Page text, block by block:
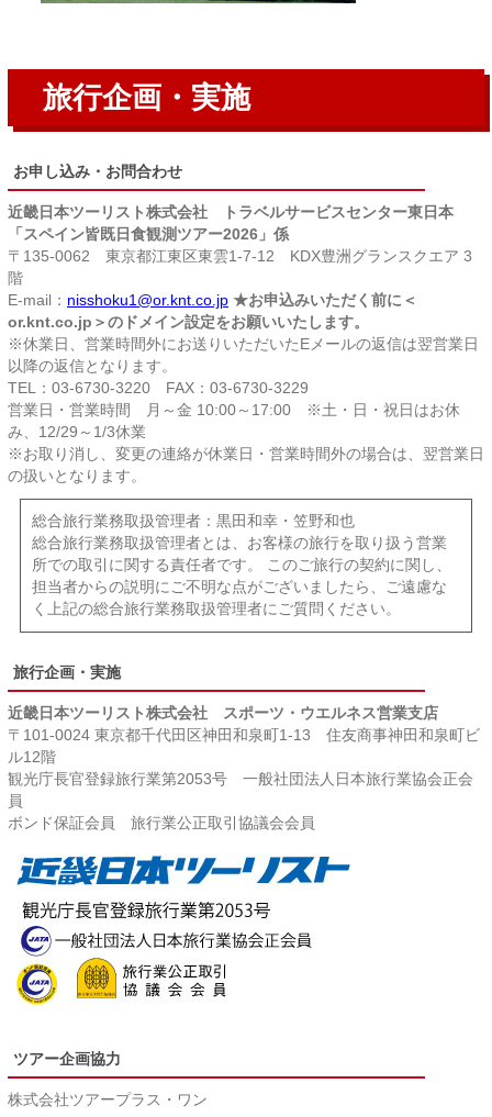
旅行企画・実施
お申し込み・お問合わせ
近畿日本ツーリスト株式会社 トラベルサービスセンター東日本
「スペイン皆既日食観測ツアー2026」係
〒135-0062 東京都江東区東雲1-7-12 KDX豊洲グランスクエア 3
階
E-mail： nisshoku1@or.knt.co.jp ★お申込みいただく前に＜
or.knt.co.jp＞のドメイン設定をお願いいたします。
※休業日、営業時間外にお送りいただいたEメールの返信は翌営業日
以降の返信となります。
TEL：03-6730-3220 FAX：03-6730-3229
営業日・営業時間 月～金 10:00～17:00 ※土・日・祝日はお休
み、12/29～1/3休業
※お取り消し、変更の連絡が休業日・営業時間外の場合は、翌営業日
の扱いとなります。
総合旅行業務取扱管理者：黒田和幸・笠野和也
総合旅行業務取扱管理者とは、お客様の旅行を取り扱う営業
所での取引に関する責任者です。 このご旅行の契約に関し、
担当者からの説明にご不明な点がございましたら、ご遠慮な
く上記の総合旅行業務取扱管理者にご質問ください。
旅行企画・実施
近畿日本ツーリスト株式会社 スポーツ・ウエルネス営業支店
〒101-0024 東京都千代田区神田和泉町1‐13 住友商事神田和泉町ビ
ル12階
観光庁長官登録旅行業第2053号 一般社団法人日本旅行業協会正会
員
ボンド保証会員 旅行業公正取引協議会会員
ツアー企画協力
株式会社ツアープラス・ワン